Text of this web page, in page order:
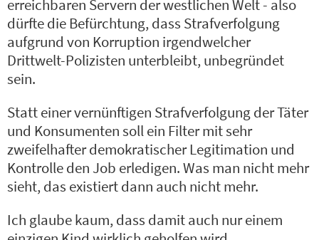
erreichbaren Servern der westlichen Welt - also
dürfte die Befürchtung, dass Strafverfolgung
aufgrund von Korruption irgendwelcher
Drittwelt-Polizisten unterbleibt, unbegründet
sein.
Statt einer vernünftigen Strafverfolgung der Täter
und Konsumenten soll ein Filter mit sehr
zweifelhafter demokratischer Legitimation und
Kontrolle den Job erledigen. Was man nicht mehr
sieht, das existiert dann auch nicht mehr.
Ich glaube kaum, dass damit auch nur einem